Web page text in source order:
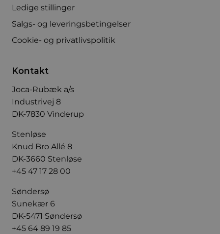
Ledige stillinger
Salgs- og leveringsbetingelser
Cookie- og privatlivspolitik
Kontakt
Joca-Rubæk a/s
Industrivej 8
DK-7830 Vinderup
Stenløse
Knud Bro Allé 8
DK-3660 Stenløse
+45 47 17 28 00
Søndersø
Sunekær 6
DK-5471 Søndersø
+45 64 89 19 85